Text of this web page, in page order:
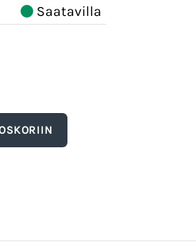
Saatavilla